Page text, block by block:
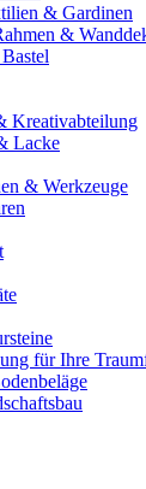
& Gardinen
&
Kreativabteilung
Lacke
& Werkzeuge
für Ihre